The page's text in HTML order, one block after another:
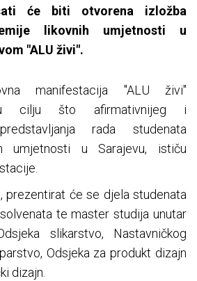
će biti otvorena izložba
likovnih umjetnosti u
"ALU živi".
manifestacija "ALU živi"
cilju što afirmativnijeg i
rada studenata
umjetnosti u Sarajevu, ističu
prezentirat će se djela studenata
te master studija unutar
slikarstvo, Nastavničkog
Odsjeka za produkt dizajn
dizajn.